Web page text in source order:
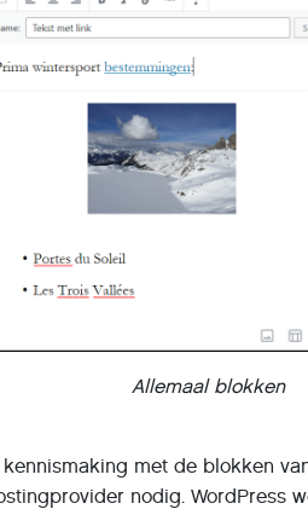
Allemaal blokken
met de blokken
nodig. WordPress